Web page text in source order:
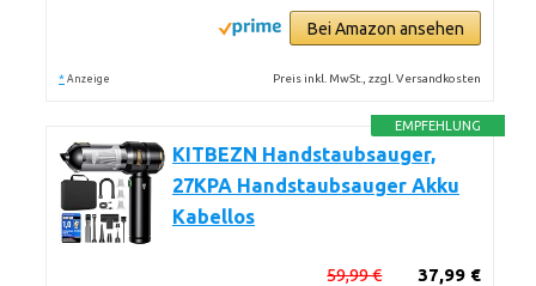
Bei Amazon ansehen
* Anzeige Preis inkl. MwSt., zzgl. Versandkosten
EMPFEHLUNG
KITBEZN Handstaubsauger,
27KPA Handstaubsauger Akku
Kabellos
37,99 €
59,99 €